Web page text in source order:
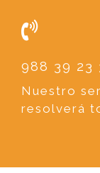
988 39 23
Nuestro
resolverá